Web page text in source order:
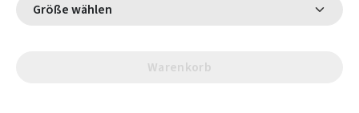
Größe wählen
Warenkorb